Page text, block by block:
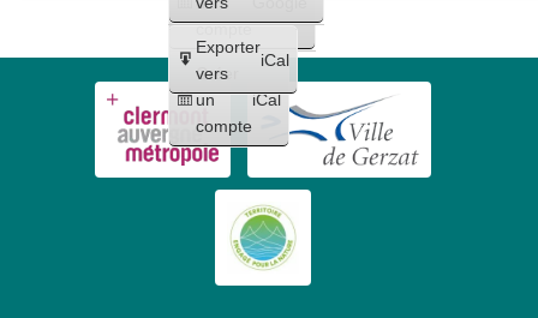
compte
Créer
un
compte
iCal
Exporter
vers
iCal